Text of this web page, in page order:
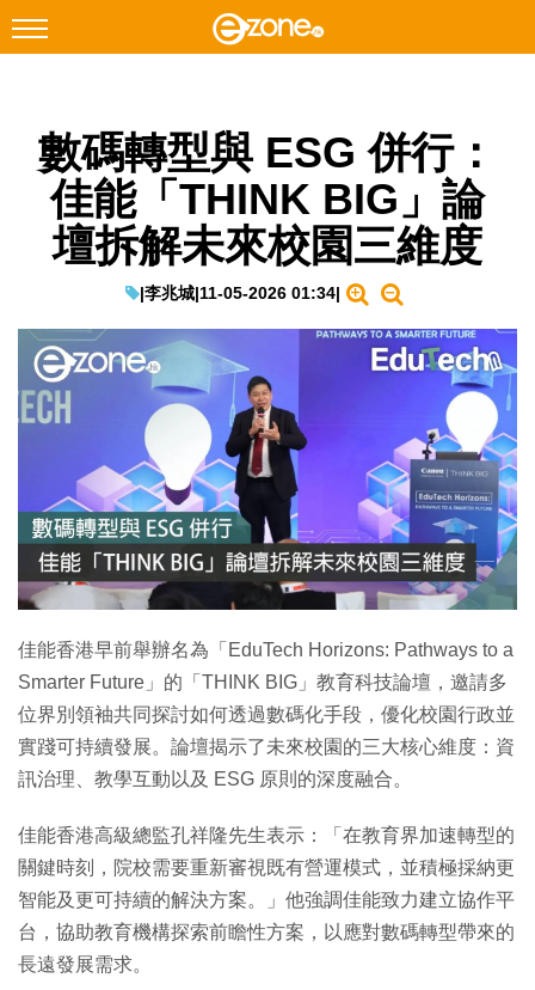
Facebook Instagram
科技焦點
網絡生活
教學評測
EduTech
IT Times
生成式AI與雲端應用
Enterprise Digital Transformation
特集
數碼轉型與 ESG 併行：
佳能「THINK BIG」論
壇拆解未來校園三維度
|李兆城|11-05-2026 01:34|
佳能香港早前舉辦名為「EduTech Horizons: Pathways to a
Smarter Future」的「THINK BIG」教育科技論壇，邀請多
位界別領袖共同探討如何透過數碼化手段，優化校園行政並
實踐可持續發展。論壇揭示了未來校園的三大核心維度：資
訊治理、教學互動以及 ESG 原則的深度融合。
佳能香港高級總監孔祥隆先生表示：「在教育界加速轉型的
關鍵時刻，院校需要重新審視既有營運模式，並積極採納更
智能及更可持續的解決方案。」他強調佳能致力建立協作平
台，協助教育機構探索前瞻性方案，以應對數碼轉型帶來的
長遠發展需求。